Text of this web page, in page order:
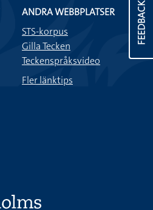
FEEDBACK
ANDRA WEBBPLATSER
STS-korpus
Gilla Tecken
Teckenspråksvideo
Fler länktips